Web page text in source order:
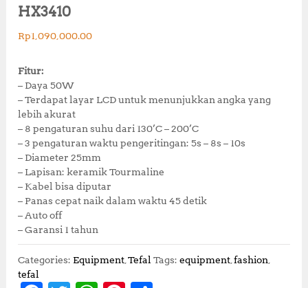
HX3410
Rp1,090,000.00
Fitur:
– Daya 50W
– Terdapat layar LCD untuk menunjukkan angka yang
lebih akurat
– 8 pengaturan suhu dari 130’C – 200’C
– 3 pengaturan waktu pengeritingan: 5s – 8s – 10s
– Diameter 25mm
– Lapisan: keramik Tourmaline
– Kabel bisa diputar
– Panas cepat naik dalam waktu 45 detik
– Auto off
– Garansi 1 tahun
Categories: Equipment,Tefal Tags:equipment,fashion,
tefal